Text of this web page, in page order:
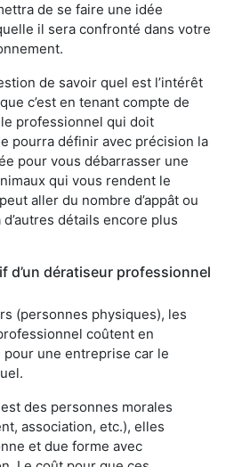
de se faire une idée
il sera confronté dans votre
de savoir quel est l’intérêt
c’est en tenant compte de
professionnel qui doit
pourra définir avec précision la
pour vous débarrasser une
qui vous rendent le
aller du nombre d’appât ou
détails encore plus
d’un dératiseur professionnel
(personnes physiques), les
coûtent en
une entreprise car le
des personnes morales
association, etc.), elles
et due forme avec